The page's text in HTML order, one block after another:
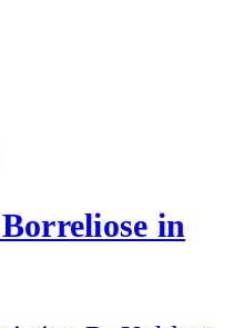
in